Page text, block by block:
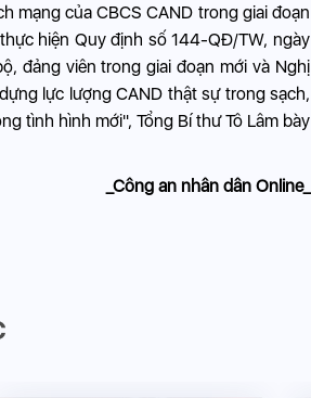
mạng của CBCS CAND trong giai đoạn
hiện Quy định số 144-QĐ/TW, ngày
đảng viên trong giai đoạn mới và Nghị
lực lượng CAND thật sự trong sạch,
tình hình mới", Tổng Bí thư Tô Lâm bày
_Công an nhân dân Online_